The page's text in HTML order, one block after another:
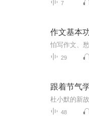
7
作文基本
29
跟着节气
48